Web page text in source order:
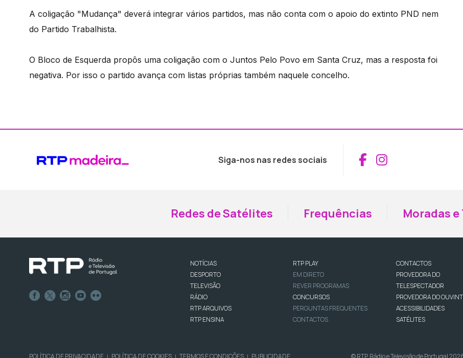
A coligação "Mudança" deverá integrar vários partidos, mas não conta com o apoio do extinto PND nem
do Partido Trabalhista.
O Bloco de Esquerda propôs uma coligação com o Juntos Pelo Povo em Santa Cruz, mas a resposta foi
negativa. Por isso o partido avança com listas próprias também naquele concelho.
Siga-nos nas redes sociais Aceder ao
Aceder ao
Redes de Satélites Frequências Moradas
NOTÍCIAS
DESPORTO
TELEVISÃO
RÁDIO
RTP ARQUIVOS
RTP ENSINA
RTP PLAY
EM DIRETO
REVER PROGRAMAS
CONCURSOS
PERGUNTAS FREQUENTES
CONTACTOS
CONTACTOS
PROVEDORA DO
TELESPECTADOR
PROVEDORA DO
ACESSIBILIDADES
SATÉLITES
POLÍTICA DE PRIVACIDADE | POLÍTICA DE COOKIES | TERMOS E CONDIÇÕES | PUBLICIDADE © RTP, Rádio e Televisão de Portugal